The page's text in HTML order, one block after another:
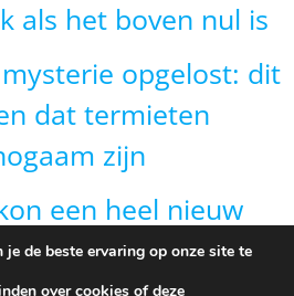
als het boven nul is
opgelost: dit
dat termieten
zijn
een heel nieuw
door van vorm te
de beste ervaring op onze site te
over cookies of deze